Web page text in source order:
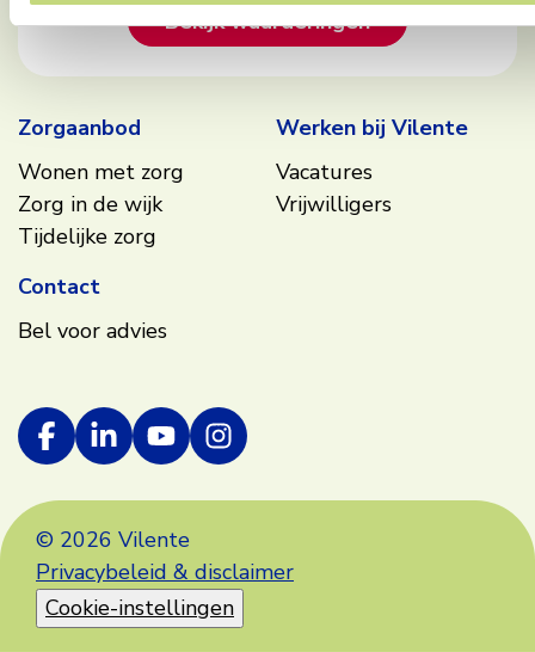
Bekijk waarderingen
Zorgaanbod
Wonen met zorg
Zorg in de wijk
Tijdelijke zorg
Werken bij Vilente
Vacatures
Vrijwilligers
Contact
Bel voor advies
© 2026 Vilente
Privacybeleid & disclaimer
Cookie-instellingen